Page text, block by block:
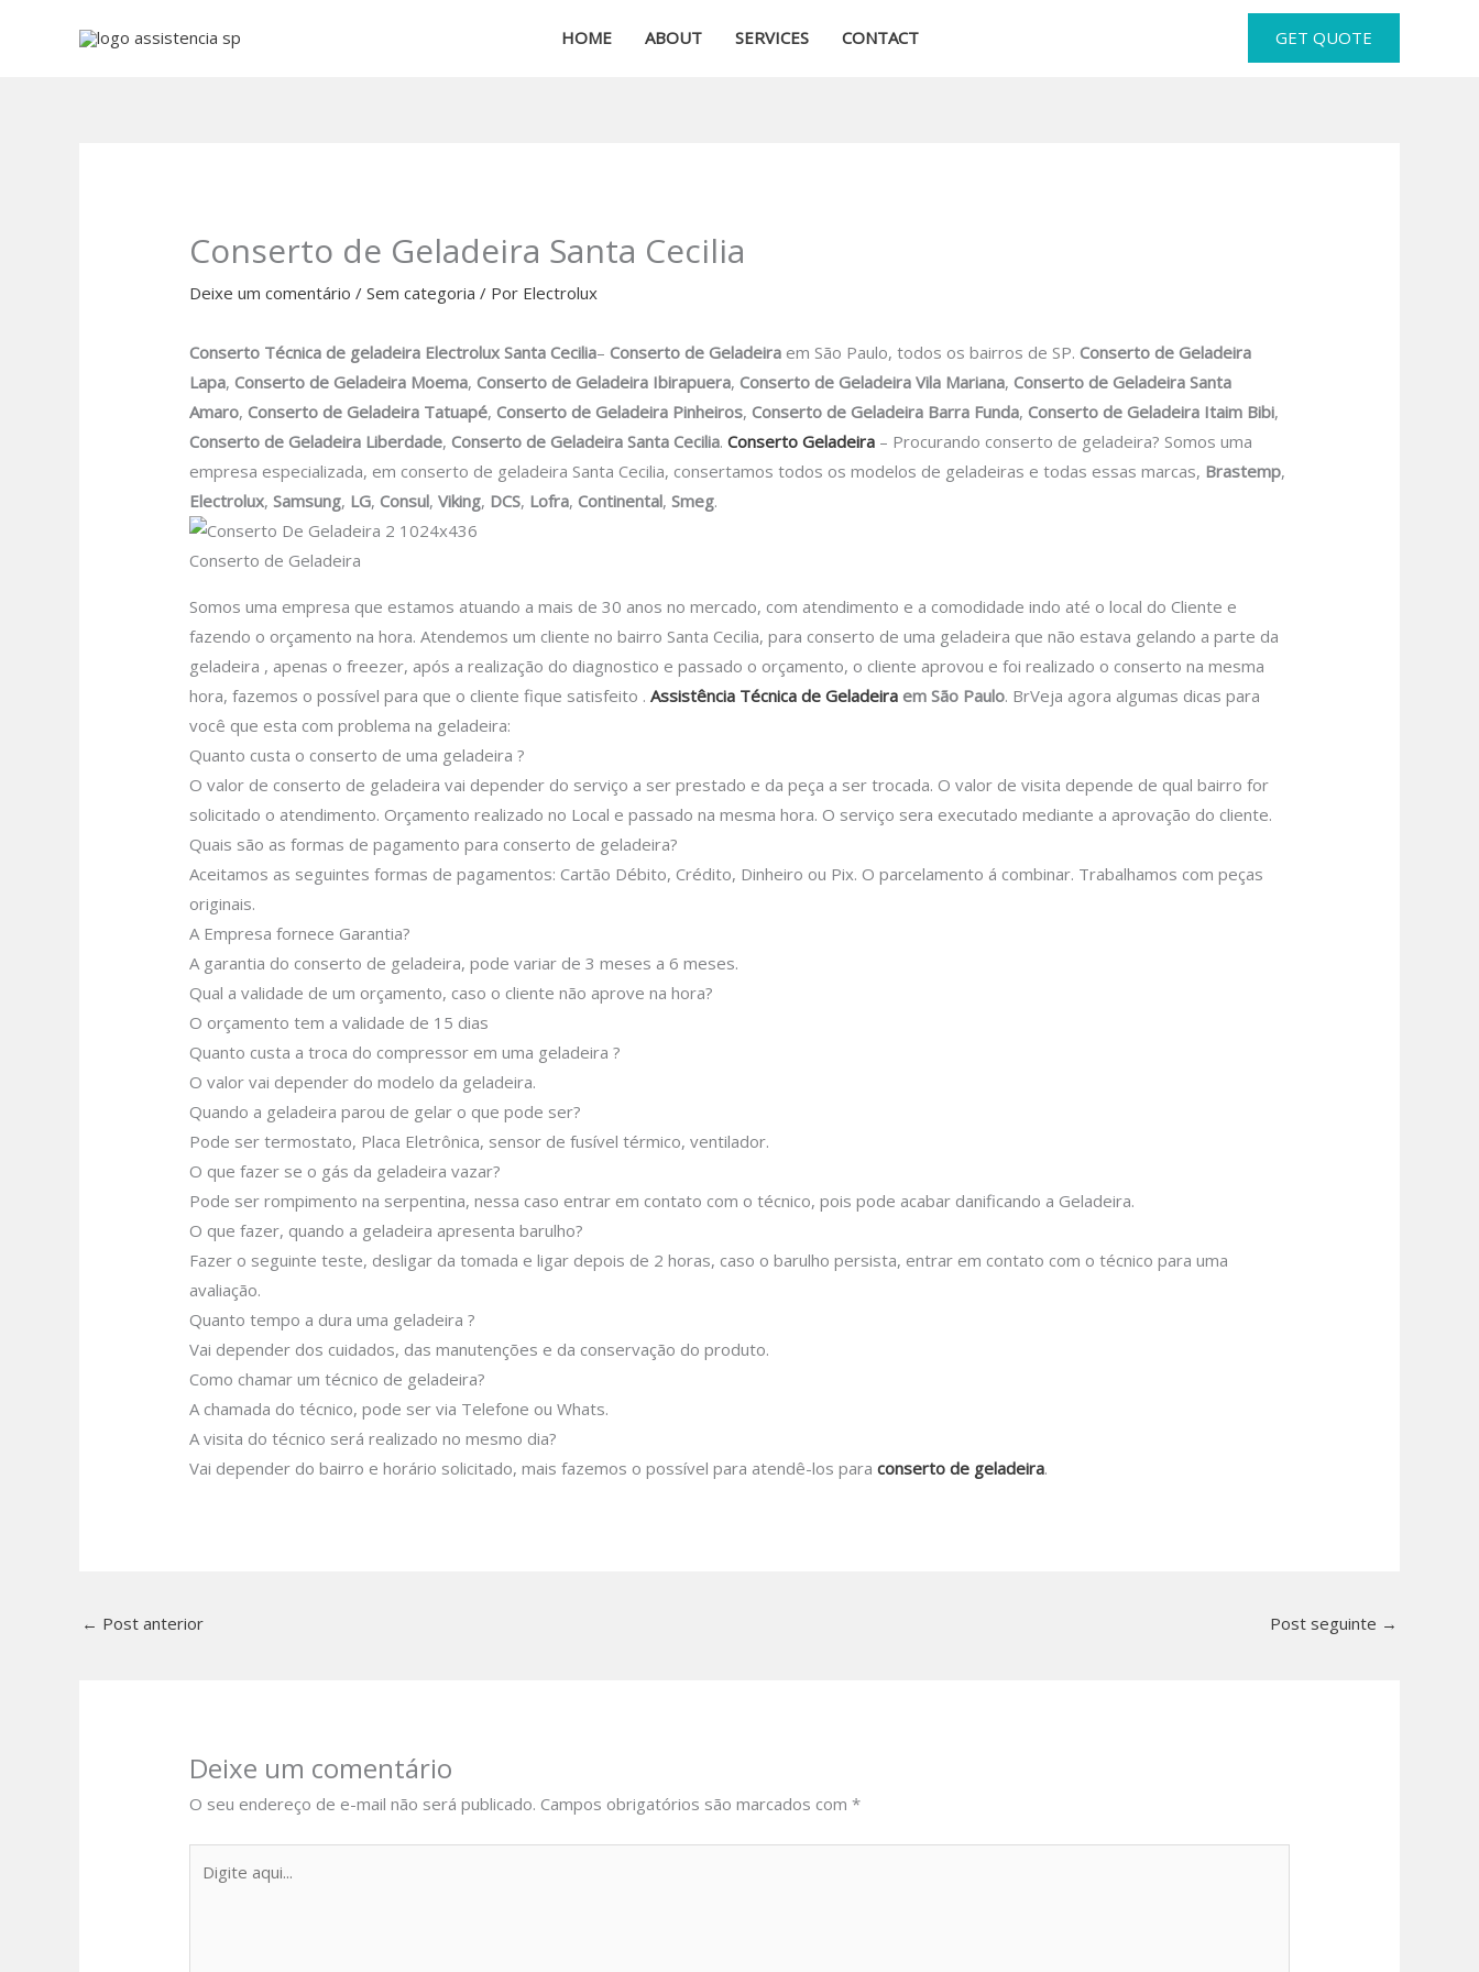
HOME ABOUT SERVICES CONTACT GET QUOTE
Conserto de Geladeira Santa Cecilia
Deixe um comentário /Sem categoria / Por Electrolux
Conserto Técnica de geladeira ElectroluxSanta Cecilia–Conserto de Geladeira em São Paulo, todos os bairros de SP.Conserto de Geladeira
Lapa,Conserto de Geladeira Moema,Conserto de Geladeira Ibirapuera,Conserto de Geladeira Vila Mariana,Conserto de Geladeira Santa
Amaro,Conserto de Geladeira Tatuapé,Conserto de Geladeira Pinheiros,Conserto de Geladeira Barra Funda,Conserto de Geladeira Itaim Bibi,
Conserto de Geladeira Liberdade,Conserto de Geladeira Santa Cecilia.Conserto Geladeira – Procurando conserto de geladeira? Somos uma
empresa especializada, em conserto de geladeira Santa Cecilia, consertamos todos os modelos de geladeiras e todas essas marcas, Brastemp,
Electrolux,Samsung, LG,Consul,Viking, DCS, Lofra,Continental,Smeg.
Conserto de Geladeira
Somos uma empresa que estamos atuando a mais de 30 anos no mercado, com atendimento e a comodidade indo até o local do Cliente e
fazendo o orçamento na hora. Atendemos um cliente no bairro Santa Cecilia, para conserto de uma geladeira que não estava gelando a parte da
geladeira , apenas o freezer, após a realização do diagnostico e passado o orçamento, o cliente aprovou e foi realizado o conserto na mesma
hora, fazemos o possível para que o cliente fique satisfeito .Assistência Técnica de Geladeira em São Paulo. BrVeja agora algumas dicas para
você que esta com problema na geladeira:
Quanto custa o conserto de uma geladeira ?
O valor de conserto de geladeira vai depender do serviço a ser prestado e da peça a ser trocada. O valor de visita depende de qual bairro for
solicitado o atendimento. Orçamento realizado no Local e passado na mesma hora. O serviço sera executado mediante a aprovação do cliente.
Quais são as formas de pagamento para conserto de geladeira?
Aceitamos as seguintes formas de pagamentos: Cartão Débito, Crédito, Dinheiro ou Pix. O parcelamento á combinar. Trabalhamos com peças
originais.
A Empresa fornece Garantia?
A garantia do conserto de geladeira, pode variar de 3 meses a 6 meses.
Qual a validade de um orçamento, caso o cliente não aprove na hora?
O orçamento tem a validade de 15 dias
Quanto custa a troca do compressor em uma geladeira ?
O valor vai depender do modelo da geladeira.
Quando a geladeira parou de gelar o que pode ser?
Pode ser termostato, Placa Eletrônica, sensor de fusível térmico, ventilador.
O que fazer se o gás da geladeira vazar?
Pode ser rompimento na serpentina, nessa caso entrar em contato com o técnico, pois pode acabar danificando a Geladeira.
O que fazer, quando a geladeira apresenta barulho?
Fazer o seguinte teste, desligar da tomada e ligar depois de 2 horas, caso o barulho persista, entrar em contato com o técnico para uma
avaliação.
Quanto tempo a dura uma geladeira ?
Vai depender dos cuidados, das manutenções e da conservação do produto.
Como chamar um técnico de geladeira?
A chamada do técnico, pode ser via Telefone ou Whats.
A visita do técnico será realizado no mesmo dia?
Vai depender do bairro e horário solicitado, mais fazemos o possível para atendê-los paraconserto de geladeira.
← Post anterior Post seguinte →
Deixe um comentário
O seu endereço de e-mail não será publicado. Campos obrigatórios são marcados com*
aqui...